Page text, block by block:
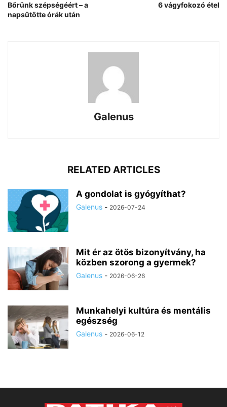
Bőrünk szépségéért – a
napsütötte órák után
6 vágyfokozó étel
Galenus
RELATED ARTICLES
A gondolat is gyógyíthat?
Galenus - 2026-07-24
Mit ér az ötös bizonyítvány, ha
közben szorong a gyermek?
Galenus - 2026-06-26
Munkahelyi kultúra és mentális
egészség
Galenus - 2026-06-12